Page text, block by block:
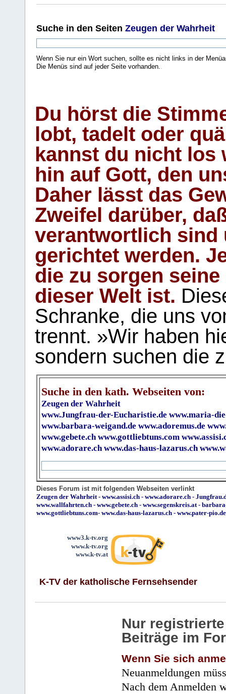
Suche in den Seiten Zeugen der Wahrheit
Wenn Sie nur ein Wort suchen, sollte es nicht links in der
Die Menüs sind auf jeder Seite vorhanden..
Du hörst die
lobt, tadelt oder
kannst du nicht los
hin auf Gott, den
Daher lässt das
Zweifel darüber,
verantwortlich sind
gerichtet werden.
die zu sorgen
dieser Welt ist.
Schranke, die uns
trennt. »Wir haben
sondern suchen die
Suche in den kath. Webseiten von:
Zeugen der Wahrheit
www.Jungfrau-der-Eucharistie.de www.maria-
www.barbara-weigand.de www.adoremus.de
www.gebete.ch www.gottliebtuns.com
www.adorare.ch www.das-haus-lazarus.ch
Dieses Forum ist mit folgenden Webseiten verlinkt
Zeugen der Wahrheit- www.assisi.ch - www.adorare.ch -
www.wallfahrten.ch - www.gebete.ch - www.segenskreis.at-
www.gottliebtuns.com- www.das-haus-lazarus.ch - www.pater-pio.de
www3.k-tv.org
www.k-tv.org
www.k-tv.at
K-TV der katholische Fernsehsender
Nur
Beiträge im
Wenn Sie sich
Neuanmeldungen
Nach dem Anmelden